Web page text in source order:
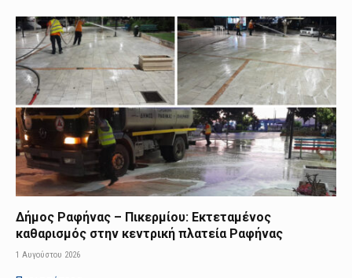
Δήμος Ραφήνας – Πικερμίου: Εκτεταμένος
καθαρισμός στην κεντρική πλατεία Ραφήνας
1 Αυγούστου 2026